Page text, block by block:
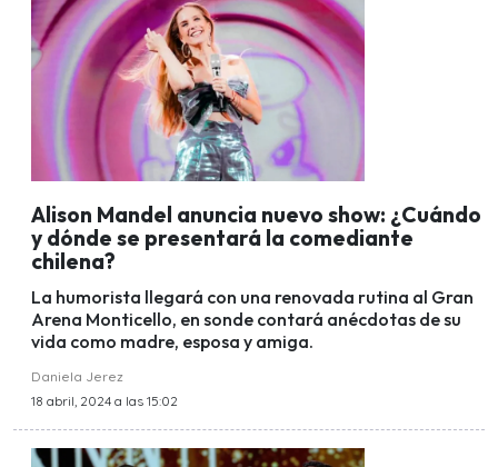
Alison Mandel anuncia nuevo show: ¿Cuándo
y dónde se presentará la comediante
chilena?
La humorista llegará con una renovada rutina al Gran
Arena Monticello, en sonde contará anécdotas de su
vida como madre, esposa y amiga.
Daniela Jerez
18 abril, 2024 a las 15:02